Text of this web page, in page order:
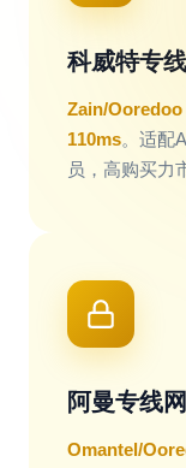
科威特专
Zain/Ooredoo
110ms。适配
员，高购买力
阿曼专线
Omantel/